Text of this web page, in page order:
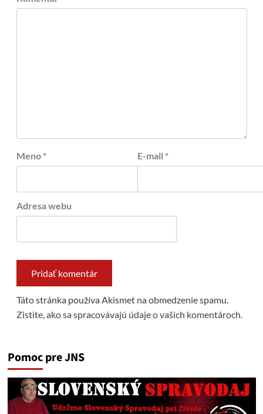
Meno * E-mail *
Adresa webu
Táto stránka používa Akismet na obmedzenie spamu.
Zistite, ako sa spracovávajú údaje o vašich komentároch.
Pomoc pre JNS